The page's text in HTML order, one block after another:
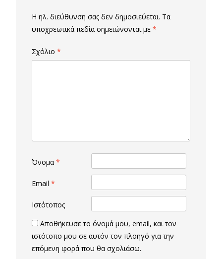
Η ηλ. διεύθυνση σας δεν δημοσιεύεται. Τα
υποχρεωτικά πεδία σημειώνονται με *
Σχόλιο *
Όνομα *
Email *
Ιστότοπος
Αποθήκευσε το όνομά μου, email, και τον
ιστότοπο μου σε αυτόν τον πλοηγό για την
επόμενη φορά που θα σχολιάσω.